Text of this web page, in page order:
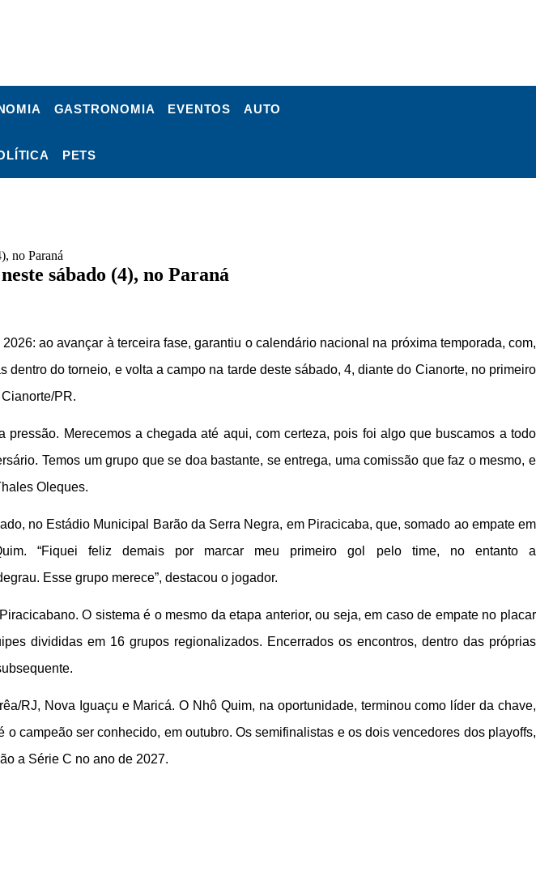
GASTRONOMIA EVENTOS AUTO
PETS
no Paraná
sábado (4), no Paraná
ao avançar à terceira fase, garantiu o calendário nacional na próxima temporada, com,
do torneio, e volta a campo na tarde deste sábado, 4, diante do Cianorte, no primeiro
PR.
Merecemos a chegada até aqui, com certeza, pois foi algo que buscamos a todo
Temos um grupo que se doa bastante, se entrega, uma comissão que faz o mesmo, e
Oleques.
no Estádio Municipal Barão da Serra Negra, em Piracicaba, que, somado ao empate em
“Fiquei feliz demais por marcar meu primeiro gol pelo time, no entanto a
Esse grupo merece”, destacou o jogador.
O sistema é o mesmo da etapa anterior, ou seja, em caso de empate no placar
divididas em 16 grupos regionalizados. Encerrados os encontros, dentro das próprias
RJ, Nova Iguaçu e Maricá. O Nhô Quim, na oportunidade, terminou como líder da chave,
campeão ser conhecido, em outubro. Os semifinalistas e os dois vencedores dos playoffs,
a Série C no ano de 2027.